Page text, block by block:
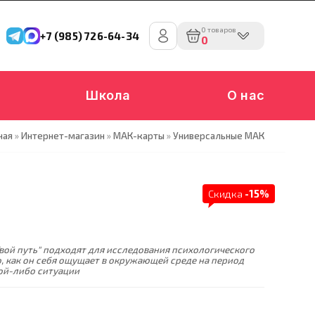
+7 (985) 726-64-34 0 товаров
0
Школа О нас
»Интернет-магазин »МАК-карты »Универсальные МАК
Скидка -15%
путь" подходят для исследования психологического
как он себя ощущает в окружающей среде на период
либо ситуации